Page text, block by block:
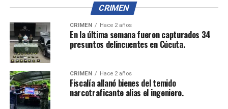
CRIMEN
CRIMEN Hace 2 años
En la última semana fueron capturados 34
presuntos delincuentes en Cúcuta.
CRIMEN Hace 2 años
Fiscalía allanó bienes del temido
narcotraficante alias el ingeniero.